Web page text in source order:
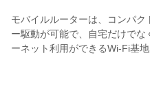
モバイルルーターは、コンパ
ー駆動が可能で、自宅だけで
ーネット利用ができるWi-Fi基